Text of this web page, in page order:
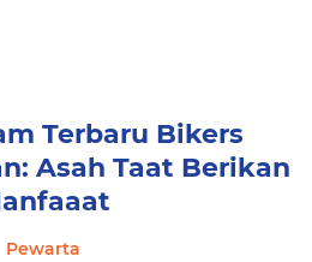
Terbaru Bikers
Asah Taat Berikan
Pewarta